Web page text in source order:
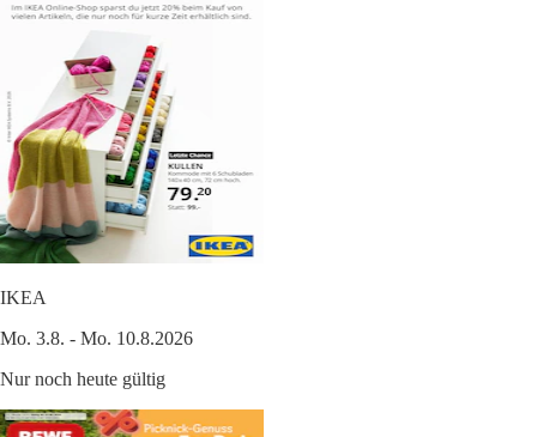
IKEA
Mo. 3.8. - Mo. 10.8.2026
Nur noch heute gültig